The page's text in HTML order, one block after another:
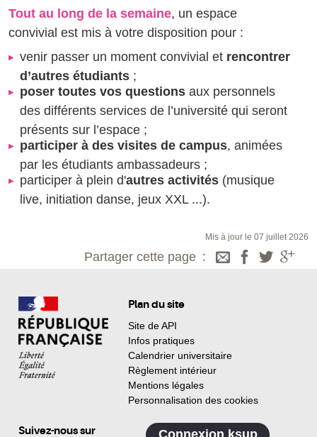
Tout au long de la semaine, un espace
convivial est mis à votre disposition pour :
venir passer un moment convivial et rencontrer
d’autres étudiants ;
poser toutes vos questionsaux personnels
des différents services de l’université qui seront
présents sur l’espace ;
participer à des visites de campus, animées
par les étudiants ambassadeurs ;
participer à plein d'autres activités(musique
live, initiation danse, jeux XXL ...).
Mis à jour le 07 juillet 2026
Partager cette page
Plan du site
Site de API
Infos pratiques
Calendrier universitaire
Règlement intérieur
Mentions légales
Personnalisation des cookies
Suivez-nous sur